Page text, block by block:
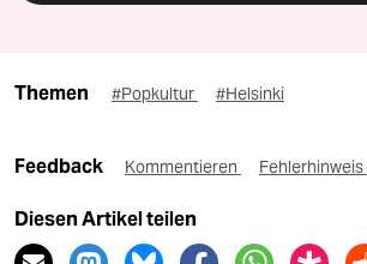
Themen #Popkultur #Helsinki
Feedback Kommentieren Fehlerhinweis
Diesen Artikel teilen